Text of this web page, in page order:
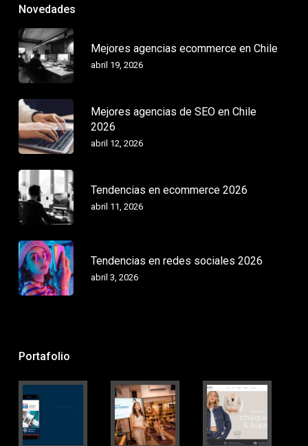
Novedades
Mejores agencias ecommerce en Chile
abril 19, 2026
Mejores agencias de SEO en Chile
2026
abril 12, 2026
Tendencias en ecommerce 2026
abril 11, 2026
Tendencias en redes sociales 2026
abril 3, 2026
Portafolio